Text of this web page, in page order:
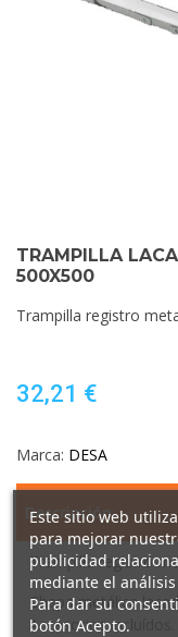
TRAMPILLA
500X500
Trampilla registro
32,21 €
Marca: DESA
Descripción
Trampilla registro
Chapa metálica
Accesorios incluídos.
Este sitio web
para mejorar
publicidad
mediante el
Para dar su
botón Acepto.